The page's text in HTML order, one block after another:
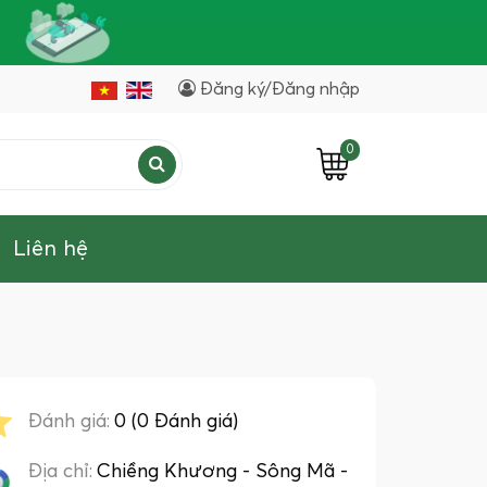
Đăng ký/Đăng nhập
0
Liên hệ
Đánh giá: 0 (0 Đánh giá)
Địa chỉ: Chiềng Khương - Sông Mã -